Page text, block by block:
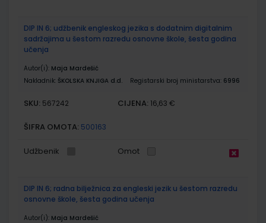
DIP IN 6; udžbenik engleskog jezika s dodatnim digitalnim
sadržajima u šestom razredu osnovne škole, šesta godina
učenja
Autor(i): Maja Mardešić
Nakladnik: ŠKOLSKA KNJIGA d.d. Registarski broj ministarstva: 6996
SKU: 567242 CIJENA: 16,63 €
ŠIFRA OMOTA: 500163
Udžbenik Omot
DIP IN 6; radna bilježnica za engleski jezik u šestom razredu
osnovne škole, šesta godina učenja
Autor(i): Maja Mardešić